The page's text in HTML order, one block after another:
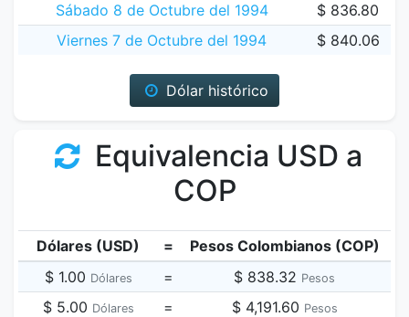
Sábado 8 de Octubre del 1994
$ 836.80
Viernes 7 de Octubre del 1994
$ 840.06
Dólar histórico
Equivalencia USD a
COP
Dólares (USD) =
Pesos Colombianos (COP)
$ 1.00 Dólares = $ 838.32 Pesos
$ 5.00 Dólares = $ 4,191.60 Pesos